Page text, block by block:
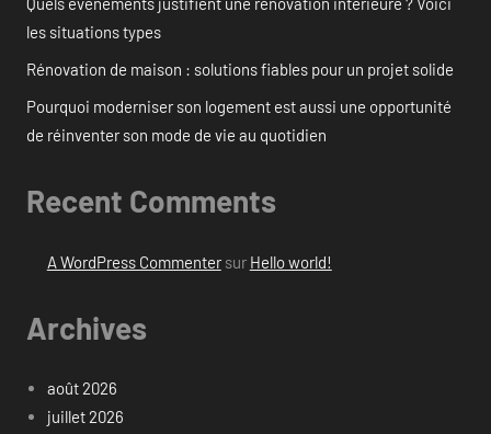
les situations types
Rénovation de maison : solutions fiables pour un projet solide
Pourquoi moderniser son logement est aussi une opportunité
de réinventer son mode de vie au quotidien
Recent Comments
A WordPress Commentersur Hello world!
Archives
août 2026
juillet 2026